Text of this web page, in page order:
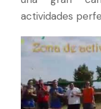
actividades